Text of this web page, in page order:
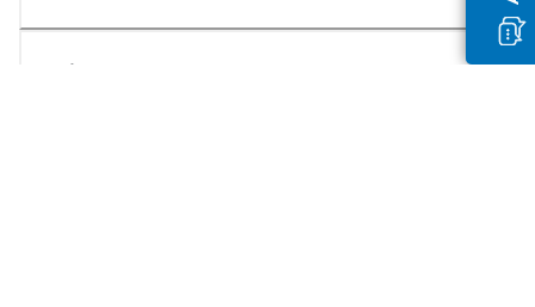
Boutique